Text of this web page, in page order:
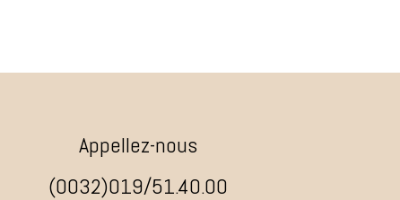
Appellez-nous
(0032)019/51.40.00